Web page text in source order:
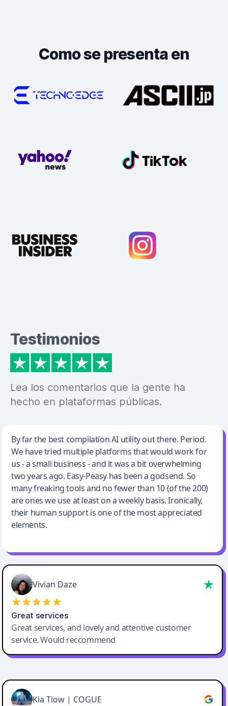
Como se presenta en
Testimonios
Lea los comentarios que la gente ha
hecho en plataformas públicas.
Jeff Wilson
By far the best compilation AI utility
By far the best compilation AI utility out there. Period.
We have tried multiple platforms that would work for
us - a small business - and it was a bit overwhelming
two years ago. Easy-Peasy has been a godsend. So
many freaking tools and no fewer than 10 (of the 200)
are ones we use at least on a weekly basis. Ironically,
their human support is one of the most appreciated
elements.
Vivian Daze
Great services
Great services, and lovely and attentive customer
service. Would reccommend
Cody Crabb
Great service, Best AI tool
Kia Tiow | COGUE